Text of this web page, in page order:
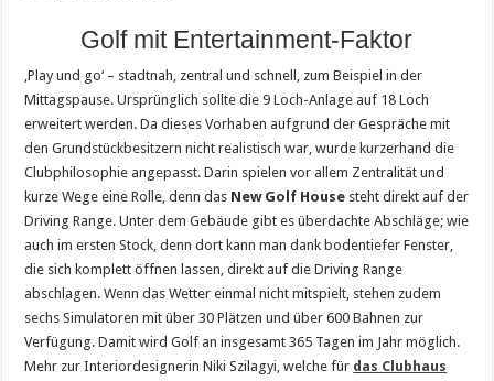
Golf mit Entertainment-Faktor
‚Play und go‘ – stadtnah, zentral und schnell, zum Beispiel in der
Mittagspause. Ursprünglich sollte die 9 Loch-Anlage auf 18 Loch
erweitert werden. Da dieses Vorhaben aufgrund der Gespräche mit
den Grundstückbesitzern nicht realistisch war, wurde kurzerhand die
Clubphilosophie angepasst. Darin spielen vor allem Zentralität und
kurze Wege eine Rolle, denn das New Golf House steht direkt auf der
Driving Range. Unter dem Gebäude gibt es überdachte Abschläge; wie
auch im ersten Stock, denn dort kann man dank bodentiefer Fenster,
die sich komplett öffnen lassen, direkt auf die Driving Range
abschlagen. Wenn das Wetter einmal nicht mitspielt, stehen zudem
sechs Simulatoren mit über 30 Plätzen und über 600 Bahnen zur
Verfügung. Damit wird Golf an insgesamt 365 Tagen im Jahr möglich.
Mehr zur Interiordesignerin Niki Szilagyi, welche für das Clubhaus